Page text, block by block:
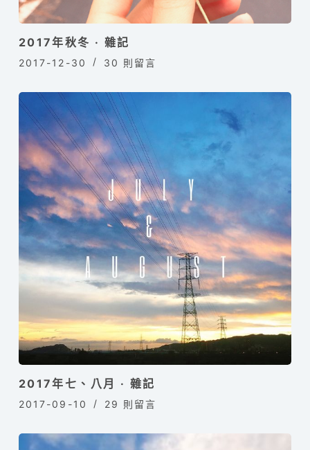
2017年秋冬 · 雜記
2017-12-30 30 則留言
2017年七、八月 · 雜記
2017-09-10 29 則留言